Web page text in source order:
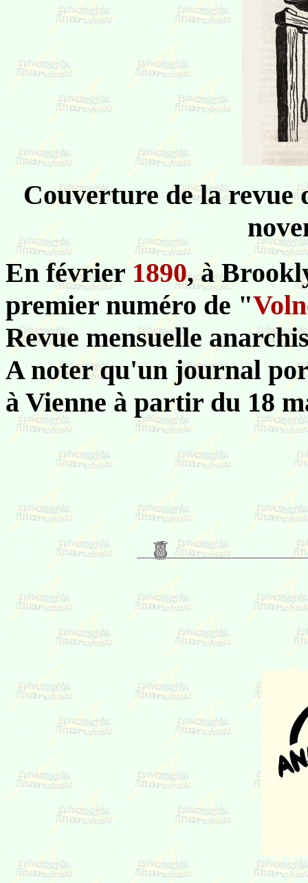
Couverture de la revue
En février 1890, à
premier numéro de "
Revue mensuelle
A noter qu'un journal
à Vienne à partir du 18